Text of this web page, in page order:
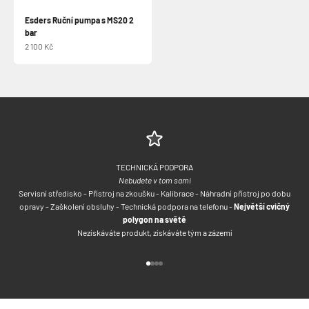
Esders Ruční pumpa s MS20 2
bar
Prodejní cena
2 100 Kč
TECHNICKÁ PODPORA
Nebudete v tom sami
Servisní středisko - Přístroj na zkoušku - Kalibrace - Náhradní přístroj po dobu
opravy - Zaškolení obsluhy - Technická podpora na telefonu -Největší cvičný
polygon na světě
Nezískáváte produkt, získáváte tým a zázemí